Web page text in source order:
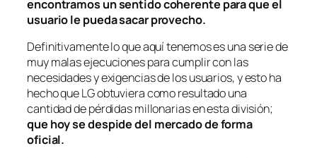
encontramos un sentido coherente para que el
usuario le pueda sacar provecho.
Definitivamente lo que aquí tenemos es una serie de
muy malas ejecuciones para cumplir con las
necesidades y exigencias de los usuarios, y esto ha
hecho que LG obtuviera como resultado una
cantidad de pérdidas millonarias en esta división;
que hoy se despide del mercado de forma
oficial.